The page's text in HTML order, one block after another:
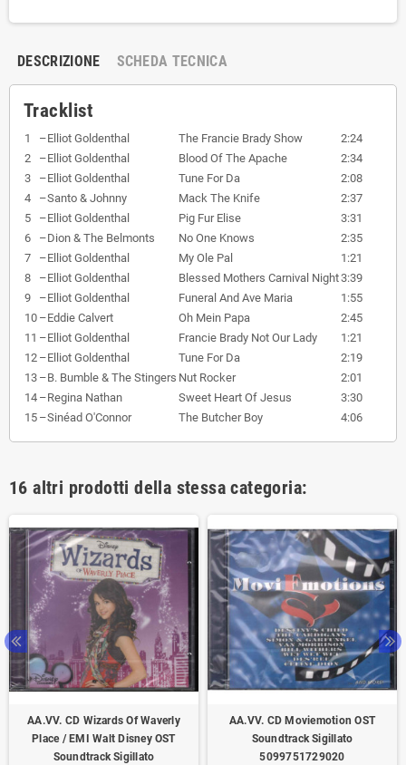
DESCRIZIONE SCHEDA TECNICA
Tracklist
1 –Elliot Goldenthal The Francie Brady Show
2:24
2
–Elliot Goldenthal Blood Of The Apache
2:34
3
–Elliot Goldenthal Tune For Da
2:08
4
–Santo & Johnny Mack The Knife
2:37
5
–Elliot Goldenthal Pig Fur Elise
3:31
6
–Dion & The Belmonts No One Knows
2:35
7
–Elliot Goldenthal My Ole Pal
1:21
8
–Elliot Goldenthal Blessed Mothers Carnival Night3:39
9
–Elliot Goldenthal Funeral And Ave Maria
1:55
10 –Eddie Calvert Oh Mein Papa
2:45
11 –Elliot Goldenthal Francie Brady Not Our Lady
1:21
12 –Elliot Goldenthal Tune For Da
2:19
13 –B. Bumble & The Stingers Nut Rocker
2:01
14 –Regina Nathan Sweet Heart Of Jesus
3:30
15 –Sinéad O'Connor The Butcher Boy 4:06
16 altri prodotti della stessa categoria:
AA.VV. CD Wizards Of Waverly
Place / EMI Walt Disney OST
Soundtrack Sigillato
AA.VV. CD Moviemotion OST
Soundtrack Sigillato
5099751729020